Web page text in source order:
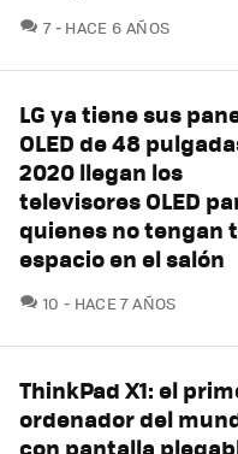
7COMENTARIOS
HACE 6 AÑOS
LG ya tiene sus
OLED de 48
2020 llegan los
televisores OLED
quienes no tengan
espacio en el salón
10 COMENTARIOS
HACE 7 AÑOS
ThinkPad X1: el
ordenador del
con pantalla